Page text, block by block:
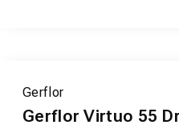
Gerflor
Gerflor Virtuo 55